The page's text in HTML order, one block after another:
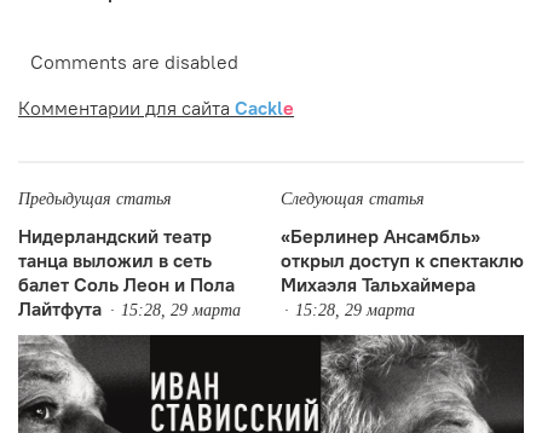
Comments are disabled
Комментарии для сайта Cackle
Предыдущая статья
Нидерландский театр
танца выложил в сеть
балет Соль Леон и Пола
Лайтфута
15:28, 29 марта
Следующая статья
«Берлинер Ансамбль»
открыл доступ к спектаклю
Михаэля Тальхаймера
15:28, 29 марта